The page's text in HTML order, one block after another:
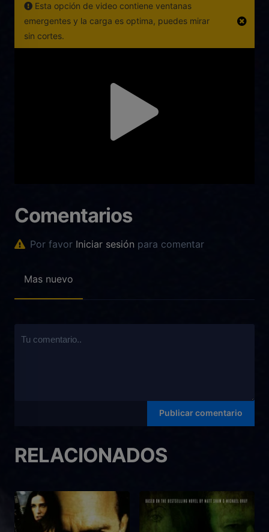
Esta opción de video contiene ventanas
emergentes y la carga es optima, puedes mirar
sin cortes.
Comentarios
Por favor Iniciar sesión para comentar
Mas nuevo
RELACIONADOS